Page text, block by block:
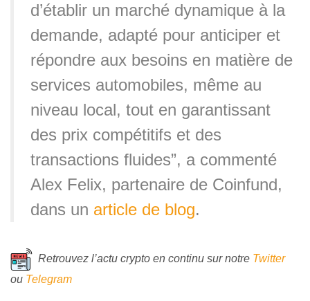
d’établir un marché dynamique à la
demande, adapté pour anticiper et
répondre aux besoins en matière de
services automobiles, même au
niveau local, tout en garantissant
des prix compétitifs et des
transactions fluides”, a commenté
Alex Felix, partenaire de Coinfund,
dans un article de blog.
Retrouvez l’actu crypto en continu sur notre Twitter
ou Telegram